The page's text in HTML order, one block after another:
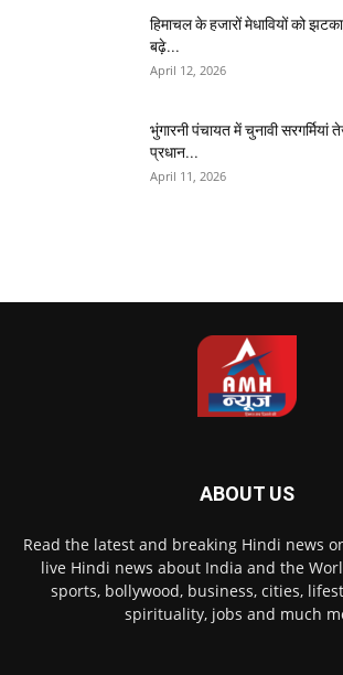
हिमाचल के हजारों मेधावियों को
बढ़े...
April 12, 2026
भुंगारनी पंचायत में चुनावी
प्रधान...
April 11, 2026
ABOUT US
Read the latest and breaking Hindi news
live Hindi news about India and the
sports, bollywood, business, cities,
spirituality, jobs and much